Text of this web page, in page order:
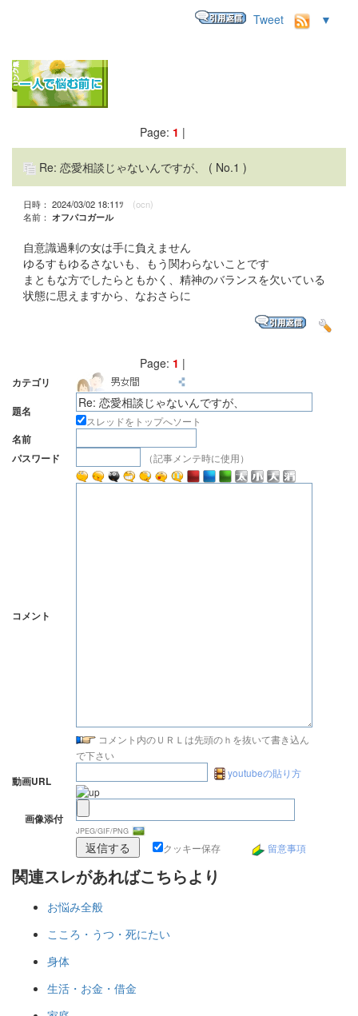
Tweet
▼
Page: 1 |
Re: 恋愛相談じゃないんですが、 ( No.1 )
日時： 2024/03/02 18:11ﾂ (ocn)
名前： オフパコガール
自意識過剰の女は手に負えません
ゆるすもゆるさないも、もう関わらないことです
まともな方でしたらともかく、精神のバランスを欠いている
状態に思えますから、なおさらに
Page: 1 |
カテゴリ
題名
スレッドをトップへソート
名前
パスワード
（記事メンテ時に使用）
コメント
コメント内のＵＲＬは先頭のｈを抜いて書き込ん
で下さい
動画URL
youtubeの貼り方
画像添付
JPEG/GIF/PNG
クッキー保存 留意事項
関連スレがあればこちらより
お悩み全般
こころ・うつ・死にたい
身体
生活・お金・借金